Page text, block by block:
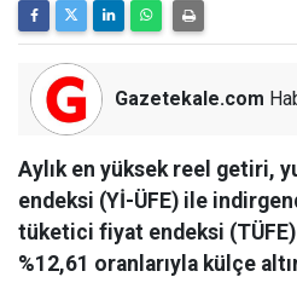
Gazetekale.com
Aylık en yüksek reel getiri,
endeksi (Yİ-ÜFE) ile
tüketici fiyat endeksi
%12,61 oranlarıyla külçe